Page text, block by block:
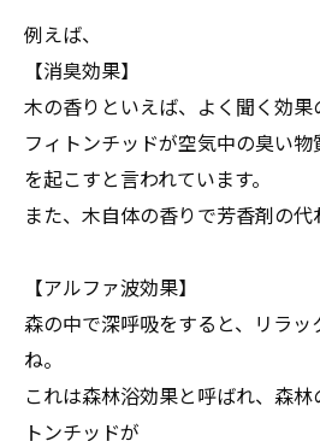
例えば、
【消臭効果】
木の香りといえば、よく聞く効果
フィトンチッドが空気中の臭い
を起こすと言われています。
また、木自体の香りで芳香剤の代
【アルファ波効果】
森の中で深呼吸をすると、リラッ
ね。
これは森林浴効果と呼ばれ、森
トンチッドが